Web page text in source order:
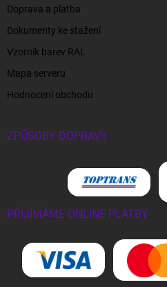
Doprava a platba
Dokumenty ke stažení
Vzorník barev RAL
Mapa serveru
Hodnocení obchodu
ZPŮSOBY DOPRAVY
PŘIJÍMÁME ONLINE PLATBY